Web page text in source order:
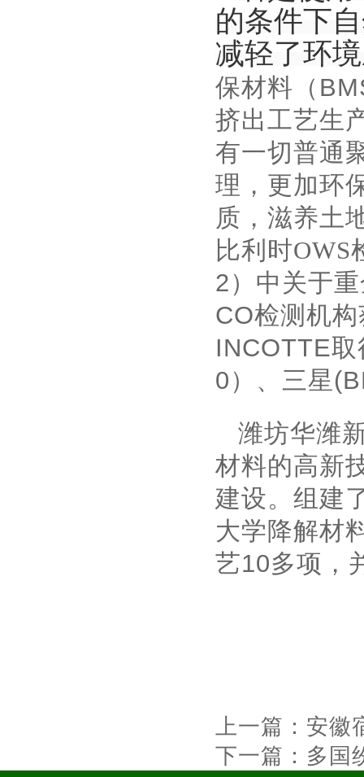
的条件下
减轻了环
保材料（
挤出工艺生
有一切普通
理，更加环
质，滋养土
比利时OWS
2 ）中关于
CO检测机
INCOTTE取
0 ）、三星
潍坊华潍
材料的高新
建设。组建
大学降解材
艺10多项，
上一篇： 安徽
下一篇： 多国